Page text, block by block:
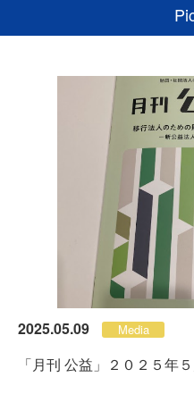
2025.05.09 Media
「月刊 公益」２０２５年